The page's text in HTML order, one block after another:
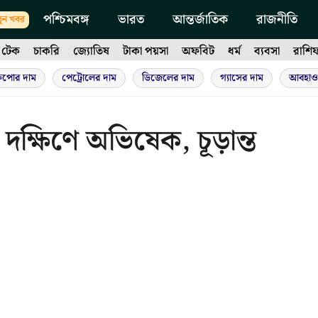
খবর পশ্চিমবঙ্গ ভারত আন্তর্জাতিক রাজনীতি
টেক চাকরি জ্যোতিষ টাকা পয়সা অফবিট ধর্ম ব্যবসা
দাম পেট্রোলের দাম ডিজেলের দাম গ্যাসের দাম
অভিষেক, চূড়ান্ত